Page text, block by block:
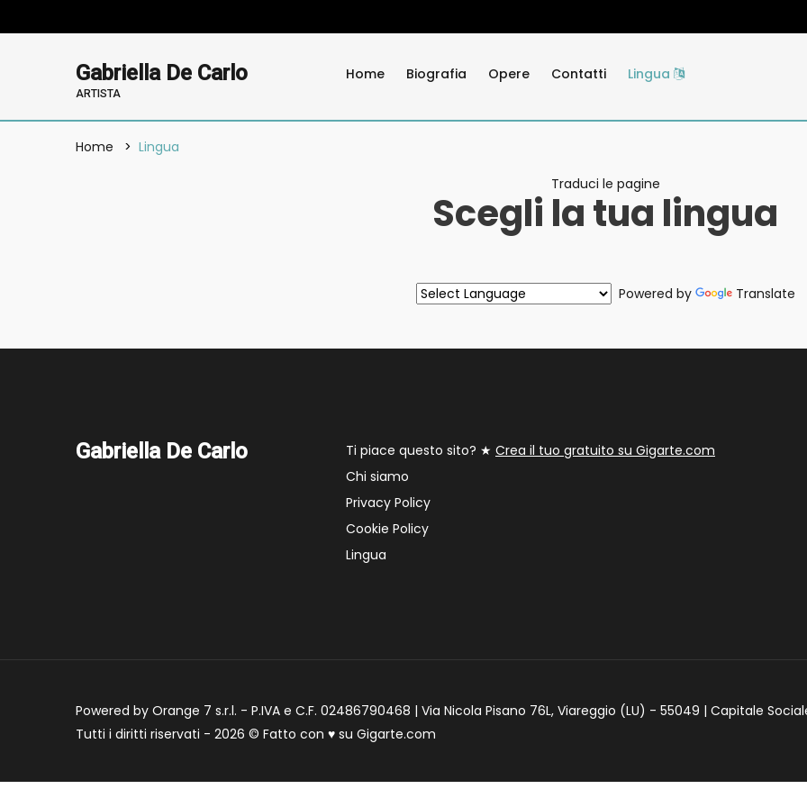
Gabriella De Carlo
ARTISTA
Home Biografia Opere Contatti Lingua
Home Lingua
Traduci le pagine
Scegli la tua lingua
Powered by Translate
Gabriella De Carlo Ti piace questo sito? ★ Crea il tuo gratuito su Gigarte.com
Chi siamo
Privacy Policy
Cookie Policy
Lingua
Powered by Orange 7 s.r.l. - P.IVA e C.F. 02486790468 | Via Nicola Pisano 76L, Viareggio (LU) - 55049 | Capitale
Tutti i diritti riservati - 2026 © Fatto con ♥ su Gigarte.com